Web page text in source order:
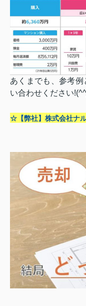
あくまでも、参考
い合わせください
☆【弊社】株式会社ナ